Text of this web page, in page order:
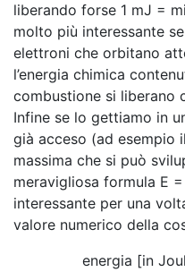
liberando forse 1 mJ =
molto più interessante
elettroni che orbitano
l’energia chimica
combustione si liberano
Infine se lo gettiamo in
già acceso (ad esempio
massima che si può
meravigliosa formula E =
interessante per una
valore numerico della
energia [in